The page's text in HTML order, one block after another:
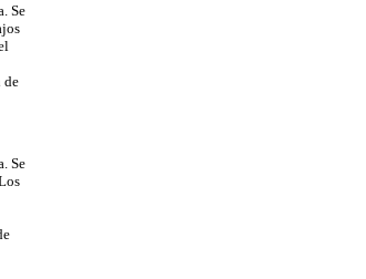
Se
de
Se